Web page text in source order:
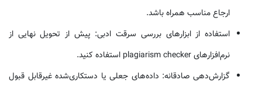
ارجاع مناسب همراه باشد.
استفاده از ابزارهای بررسی سرقت ادبی: پیش از تحویل نهایی از
نرم‌افزارهای plagiarism checker استفاده کنید.
گزارش‌دهی صادقانه: داده‌های جعلی یا دستکاری‌شده غیرقابل قبول